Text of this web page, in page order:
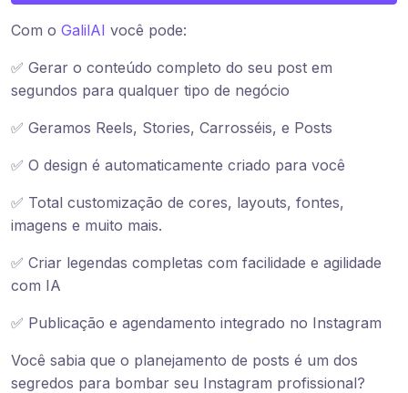
Com o GalilAI você pode:
✅ Gerar o conteúdo completo do seu post em
segundos para qualquer tipo de negócio
✅ Geramos Reels, Stories, Carrosséis, e Posts
✅ O design é automaticamente criado para você
✅ Total customização de cores, layouts, fontes,
imagens e muito mais.
✅ Criar legendas completas com facilidade e agilidade
com IA
✅ Publicação e agendamento integrado no Instagram
Você sabia que o planejamento de posts é um dos
segredos para bombar seu Instagram profissional?